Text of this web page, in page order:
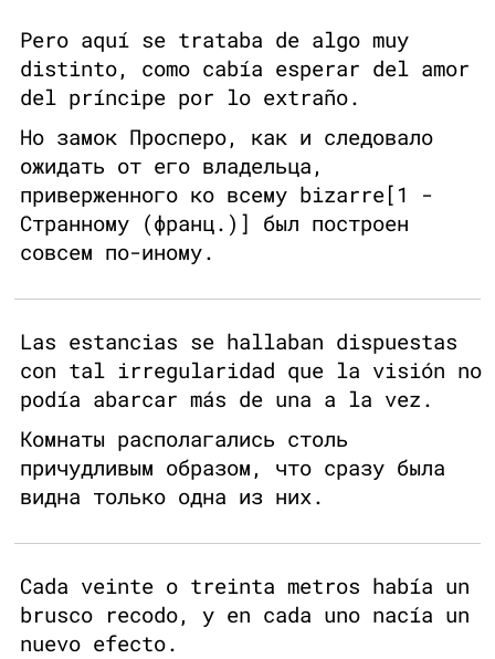
Pero aquí se trataba de algo muy
distinto, como cabía esperar del amor
del príncipe por lo extraño.
Но замок Просперо, как и следовало
ожидать от его владельца,
приверженного ко всему bizarre[1 -
Странному (франц.)] был построен
совсем по-иному.
Las estancias se hallaban dispuestas
con tal irregularidad que la visión no
podía abarcar más de una a la vez.
Комнаты располагались столь
причудливым образом, что сразу была
видна только одна из них.
Cada veinte o treinta metros había un
brusco recodo, y en cada uno nacía un
nuevo efecto.